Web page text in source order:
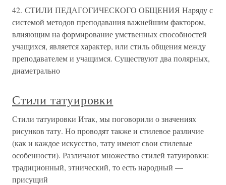
42. СТИЛИ ПЕДАГОГИЧЕСКОГО ОБЩЕНИЯ Наряду с
системой методов преподавания важнейшим фактором,
влияющим на формирование умственных способностей
учащихся, является характер, или стиль общения между
преподавателем и учащимся. Существуют два полярных,
диаметрально
Стили татуировки
Стили татуировки Итак, мы поговорили о значениях
рисунков тату. Но проводят также и стилевое различие
(как и каждое искусство, тату имеют свои стилевые
особенности). Различают множество стилей татуировки:
традиционный, этнический, то есть народный —
присущий